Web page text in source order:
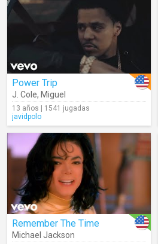
Power Trip
J. Cole, Miguel
13 años | 1541 jugadas
javidpolo
Remember The Time
Michael Jackson